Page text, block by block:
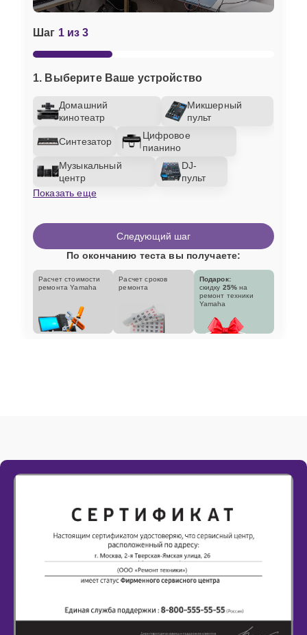
Шаг 1 из 3
1. Выберите Ваше устройство
Домашний
кинотеатр
Микшерный
пульт
Синтезатор
Цифровое
пианино
Музыкальный
центр
DJ-
пульт
Показать еще
Следующий шаг
По окончанию теста вы получаете:
Расчет стоимости
ремонта Yamaha
Расчет сроков
ремонта
Подарок:
скидку 25% на
ремонт техники
Yamaha